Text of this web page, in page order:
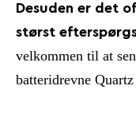
Desuden er det
størst
velkommen til at
batteridrevne